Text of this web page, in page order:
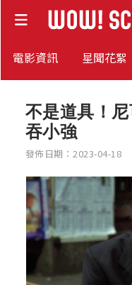
電影資訊 星聞花絮
不是道具！
吞小強
發佈日期：2023-04-18